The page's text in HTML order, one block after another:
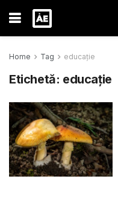
Home Tag educație
Etichetă: educație